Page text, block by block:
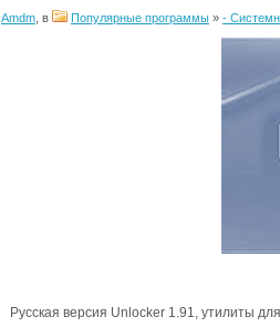
Amdm , в Популярные программы » -
Русская версия Unlocker 1.91, утилиты